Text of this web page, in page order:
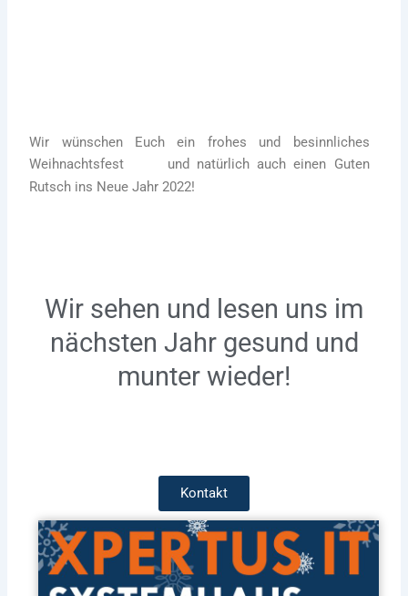
Wir wünschen Euch ein frohes und besinnliches
Weihnachtsfest
und natürlich auch einen Guten
Rutsch ins Neue Jahr 2022!
Wir sehen und lesen uns im
nächsten Jahr gesund und
munter wieder!
Kontakt